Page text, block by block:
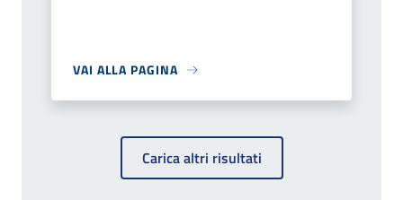
VAI ALLA PAGINA
Carica altri risultati